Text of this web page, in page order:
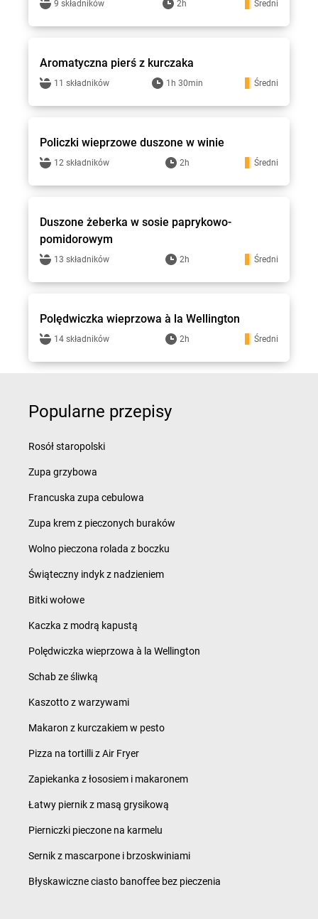
9 składników 2h Średni
Stokrotka - przepisy
Aromatyczna pierś z kurczaka
11 składników 1h 30min Średni
Stokrotka - przepisy
Policzki wieprzowe duszone w winie
12 składników 2h Średni
Stokrotka - przepisy
Duszone żeberka w sosie paprykowo-
pomidorowym
13 składników 2h Średni
Stokrotka - przepisy
Polędwiczka wieprzowa à la Wellington
14 składników 2h Średni
Popularne przepisy
Rosół staropolski
Zupa grzybowa
Francuska zupa cebulowa
Zupa krem z pieczonych buraków
Wolno pieczona rolada z boczku
Świąteczny indyk z nadzieniem
Bitki wołowe
Kaczka z modrą kapustą
Polędwiczka wieprzowa à la Wellington
Schab ze śliwką
Kaszotto z warzywami
Makaron z kurczakiem w pesto
Pizza na tortilli z Air Fryer
Zapiekanka z łososiem i makaronem
Łatwy piernik z masą grysikową
Pierniczki pieczone na karmelu
Sernik z mascarpone i brzoskwiniami
Błyskawiczne ciasto banoffee bez pieczenia